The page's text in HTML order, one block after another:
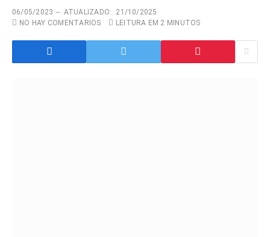
06/05/2023 ATUALIZADO:
21/10/2025
NO HAY COMENTARIOS
LEITURA EM 2 MINUTOS